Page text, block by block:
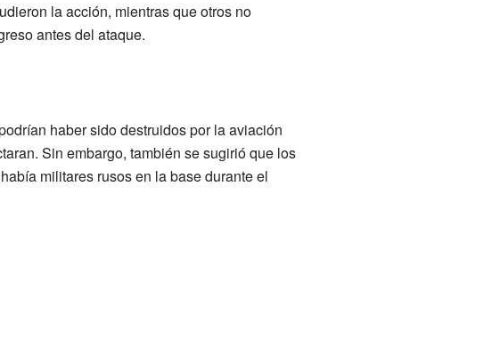
la acción, mientras que otros no
antes del ataque.
haber sido destruidos por la aviación
Sin embargo, también se sugirió que los
militares rusos en la base durante el